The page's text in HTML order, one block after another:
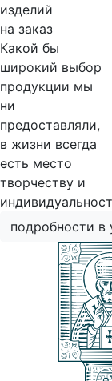
изделий
на заказ
Какой бы
широкий выбор
продукции мы
ни
предоставляли,
в жизни всегда
есть место
творчеству и
подробности в